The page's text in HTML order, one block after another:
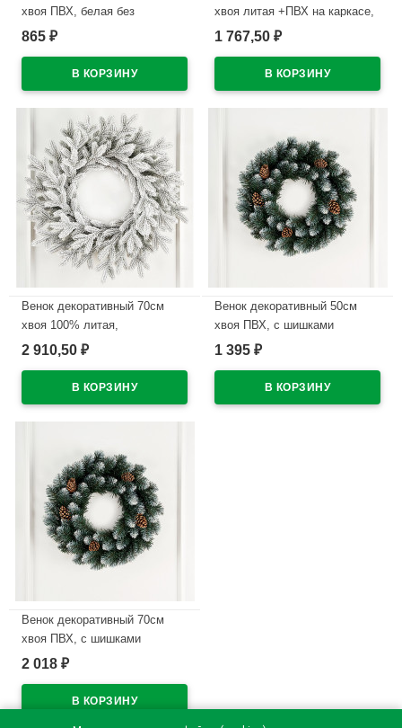
хвоя ПВХ, белая без
украшений "Антарктида"
865 ₽
хвоя литая +ПВХ на каркасе,
без украшений "Европейский"
1 767,50 ₽
Венок декоративный 70см
хвоя 100% литая,
заснеженный "Версальский"
2 910,50 ₽
Венок декоративный 50см
хвоя ПВХ, с шишками
"Канадский" арт.ВКП 50
1 395 ₽
Венок декоративный 70см
хвоя ПВХ, с шишками
"Канадский" арт.ВКП 70
2 018 ₽